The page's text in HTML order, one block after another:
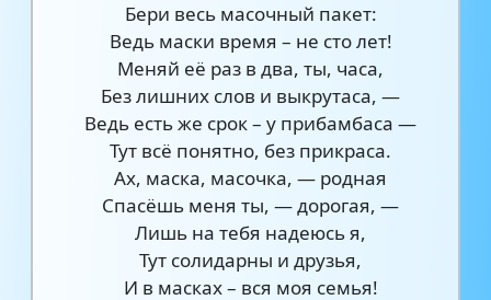
Бери весь масочный пакет:
Ведь маски время – не сто лет!
Меняй её раз в два, ты, часа,
Без лишних слов и выкрутаса, —
Ведь есть же срок – у прибамбаса —
Тут всё понятно, без прикраса.
Ах, маска, масочка, — родная
Спасёшь меня ты, — дорогая, —
Лишь на тебя надеюсь я,
Тут солидарны и друзья,
И в масках – вся моя семья!